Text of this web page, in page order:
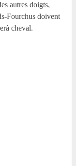
autres doigts,
Fourchus doivent
cheval.